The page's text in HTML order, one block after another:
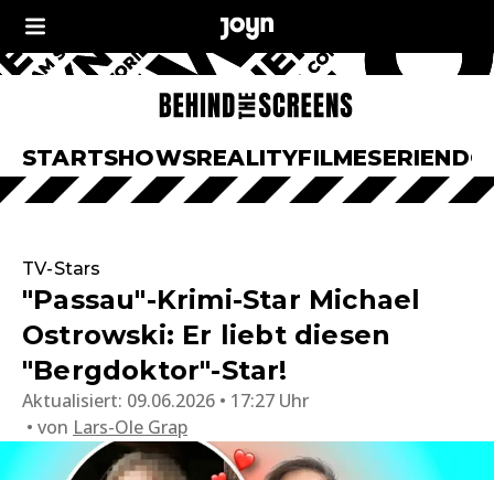
STARTSHOWSREALITYFILMESERIEN
TV-Stars
"Passau"-Krimi-Star Michael
Ostrowski: Er liebt diesen
"Bergdoktor"-Star!
Aktualisiert: 09.06.2026 • 17:27 Uhr
von Lars-Ole Grap